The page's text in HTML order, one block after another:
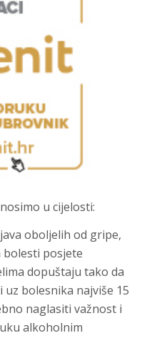
u cijelosti:
oboljelih od gripe,
bolesti posjete
dopuštaju tako da
bolesnika najviše 15
naglasiti važnost i
alkoholnim